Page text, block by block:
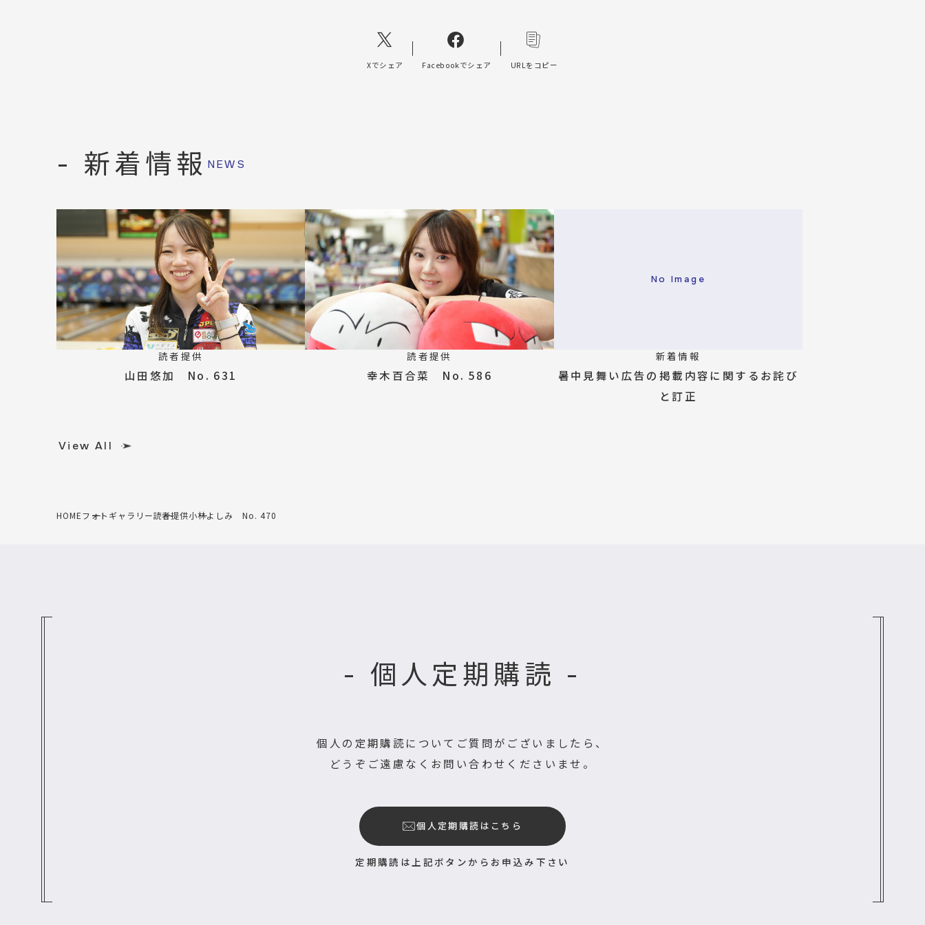
Xでシェア Facebookでシェア URLをコピー
NEWS
- 新着情報
読者提供
山田悠加 No. 631
読者提供
幸木百合菜 No. 586
No Image
新着情報
暑中見舞い広告の掲載内容に関するお詫び
と訂正
View All
HOMEフォトギャラリー読者提供小林よしみ No. 470
- 個人定期購読 -
個人の定期購読についてご質問がございましたら、
どうぞご遠慮なくお問い合わせくださいませ。
個人定期購読はこちら
定期購読は上記ボタンからお申込み下さい